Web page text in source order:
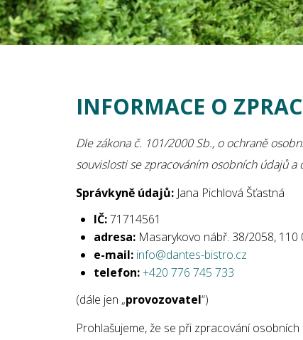
INFORMACE O
Dle zákona č. 101/2000 Sb., o ochraně
souvislosti se zpracováním osobních údajů
Správkyně údajů: Jana Pichlová Šťastná
IČ:71714561
adresa: Masarykovo nábř. 38/2058, 110
e-mail: info@dantes-bistro.cz
telefon:+420 776 745 733
(dále jen „provozovatel“)
Prohlašujeme, že se při zpracování